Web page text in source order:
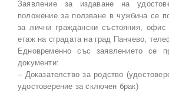
Заявление за издаване на
положение за ползване в чужбина се
за лични граждански състояния,
етаж на сградата на град Панчево,
Едновременно със заявлението се
документи:
– Доказателство за родство
удостоверение за сключен брак)